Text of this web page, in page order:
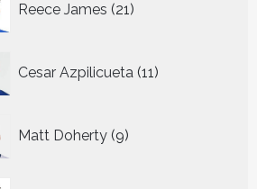
Reece James 21
producten
Cesar Azpilicueta 11
producten
Matt Doherty 9
producten